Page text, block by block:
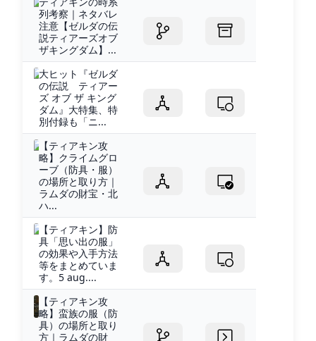
列考察｜ネタバレ
注意【ゼルダの伝
説ティアーズオブ
ザキングダム】...
大ヒット『ゼルダ
の伝説 ティアー
ズ オブ ザ キング
ダム』大特集、特
別付録も「ニ...
【ティアキン攻
略】クライムグロ
ーブ（防具・服）
の場所と取り方｜
ラムダの財宝・北
ハ...
【ティアキン】防
具「思い出の服」
の効果や入手方法
等をまとめていま
す。5 aug....
【ティアキン攻
略】蛮族の服（防
具）の場所と取り
方｜ラムダの財